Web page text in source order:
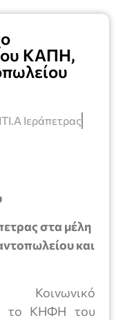
ΚΑΠΗ,
Ιεράπετρας
στα μέλη
και
Κοινωνικό
το ΚΗΦΗ του